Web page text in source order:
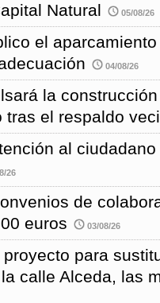
Natural
05/08/26
el
04/08/26
la
tras el respaldo
al
26
de
euros
03/08/26
para
calle Alceda, las